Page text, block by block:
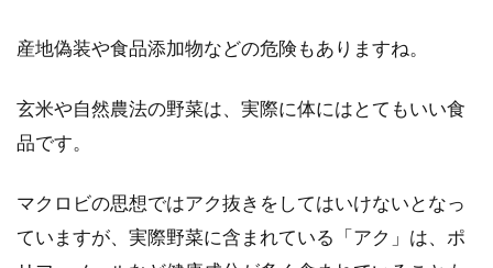
産地偽装や食品添加物などの危険もありますね。
玄米や自然農法の野菜は、実際に体にはとてもいい食
品です。
マクロビの思想ではアク抜きをしてはいけないとなっ
ていますが、実際野菜に含まれている「アク」は、ポ